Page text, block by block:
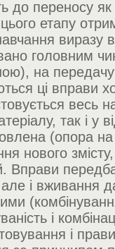
до переносу
етапу
виразу в
головним
на передачу
ці вправи
весь
так і у
(опора
нового
Вправи
і вживання
і
і